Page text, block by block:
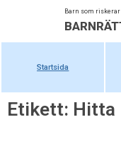
Barn som
Startsida
Etikett: Hitta